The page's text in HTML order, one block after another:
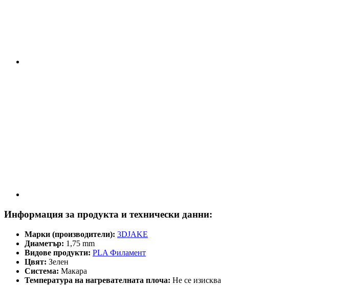
Информация за продукта и технически данни:
Марки (производители): 3DJAKE
Диаметър: 1,75 mm
Видове продукти: PLA Филамент
Цвят: Зелен
Система: Макара
Температура на нагревателната плоча: Не се изисква